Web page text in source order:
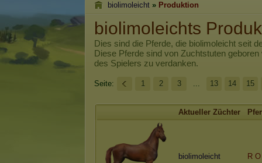
biolimoleicht » Produktion
biolimoleichts
Dies sind die Pferde, die biolimoleicht seit
Diese Pferde sind von Zuchtstuten
des Spielers zu verdanken.
Seite: 1 2 3 ... 13 14 15
Aktueller Züchter
biolimoleicht R